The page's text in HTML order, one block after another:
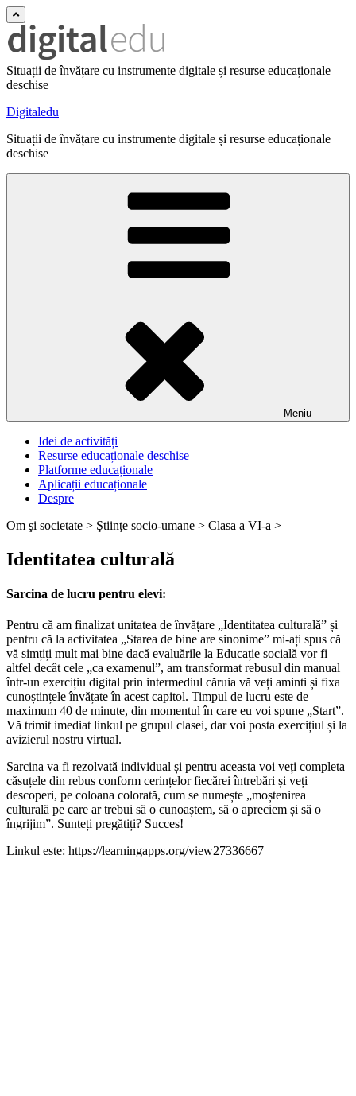
Situații de învățare cu instrumente digitale și resurse educaționale
deschise
Digitaledu
Situații de învățare cu instrumente digitale și resurse educaționale
deschise
Meniu
Idei de activități
Resurse educaționale deschise
Platforme educaționale
Aplicații educaționale
Despre
Om şi societate > Ştiinţe socio-umane > Clasa a VI-a >
Identitatea culturală
Sarcina de lucru pentru elevi:
Pentru că am finalizat unitatea de învățare „Identitatea culturală” și
pentru că la activitatea „Starea de bine are sinonime” mi-ați spus că
vă simțiți mult mai bine dacă evaluările la Educație socială vor fi
altfel decât cele „ca examenul”, am transformat rebusul din manual
într-un exercițiu digital prin intermediul căruia vă veți aminti și fixa
cunoștințele învățate în acest capitol. Timpul de lucru este de
maximum 40 de minute, din momentul în care eu voi spune „Start”.
Vă trimit imediat linkul pe grupul clasei, dar voi posta exercițiul și la
avizierul nostru virtual.
Sarcina va fi rezolvată individual și pentru aceasta voi veți completa
căsuțele din rebus conform cerințelor fiecărei întrebări și veți
descoperi, pe coloana colorată, cum se numește „moștenirea
culturală pe care ar trebui să o cunoaștem, să o apreciem și să o
îngrijim”. Sunteți pregătiți? Succes!
Linkul este: https://learningapps.org/view27336667